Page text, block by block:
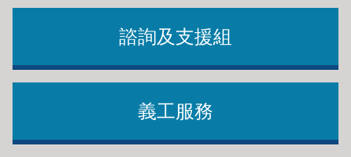
諮詢及支援組
義工服務